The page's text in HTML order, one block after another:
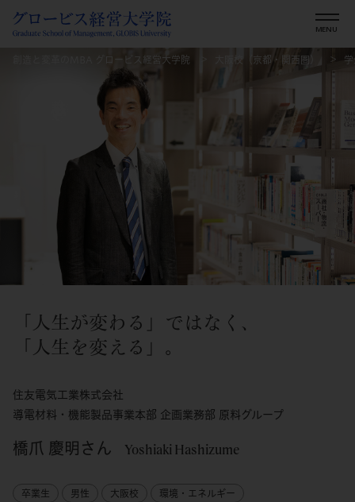
創造と変革のMBA グロービス経営大学院 大阪校（京都・関西圏）
「人生が変わる」ではなく、
「人生を変える」。
住友電気工業株式会社
導電材料・機能製品事業本部 企画業務部 原料グループ
橋爪 慶明さん Yoshiaki Hashizume
卒業生 男性 大阪校 環境・エネルギー